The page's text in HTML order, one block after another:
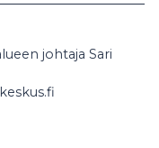
johtaja Sari